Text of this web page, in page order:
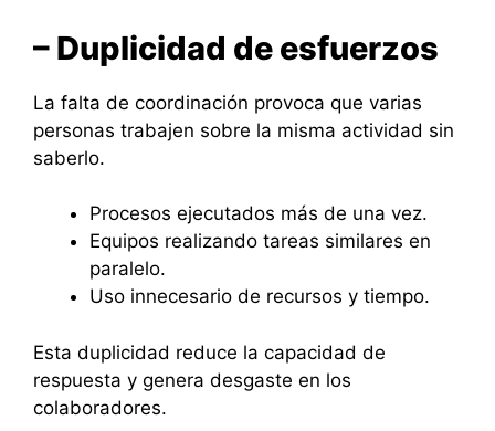
– Duplicidad de esfuerzos
La falta de coordinación provoca que varias
personas trabajen sobre la misma actividad sin
saberlo.
Procesos ejecutados más de una vez.
Equipos realizando tareas similares en
paralelo.
Uso innecesario de recursos y tiempo.
Esta duplicidad reduce la capacidad de
respuesta y genera desgaste en los
colaboradores.